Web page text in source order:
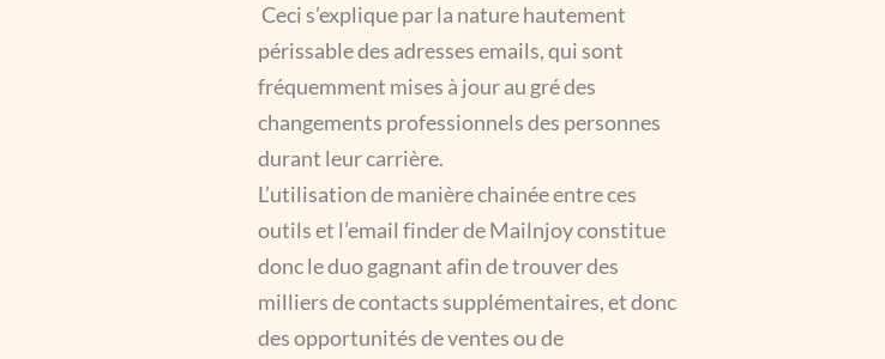
Ceci s’explique par la nature hautement
périssable des adresses emails, qui sont
fréquemment mises à jour au gré des
changements professionnels des personnes
durant leur carrière.
L’utilisation de manière chainée entre ces
outils et l’email finder de Mailnjoy constitue
donc le duo gagnant afin de trouver des
milliers de contacts supplémentaires, et donc
des opportunités de ventes ou de